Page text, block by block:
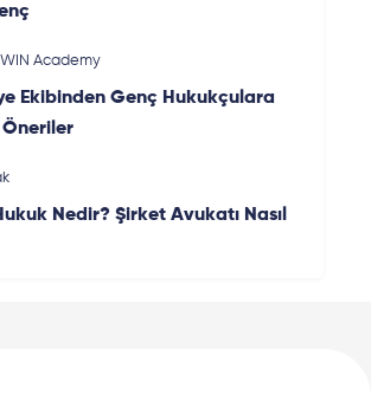
Academy
Ekibinden Genç Hukukçulara
Öneriler
Nedir? Şirket Avukatı Nasıl